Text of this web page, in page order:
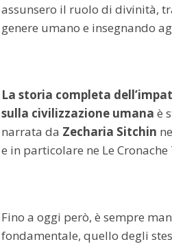
assunsero il ruolo di divinità,
genere umano e insegnando
La storia completa
sulla civilizzazione umana è
narrata da Zecharia Sitchin
e in particolare ne Le
Fino a oggi però, è sempre
fondamentale, quello degli